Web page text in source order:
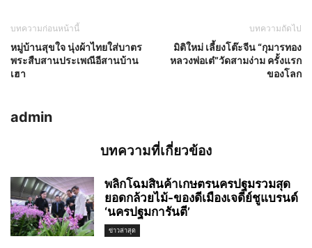
บทความก่อนหน้านี้
หมู่บ้านสุขใจ นุ่งผ้าไทยใส่บาตร
พระสืบสานประเพณีอีสานบ้าน
เฮา
บทความถัดไป
มิติใหม่ เลี้ยงโต๊ะจีน “กุมารทอง
หลวงพ่อเต๋”วัดสามง่าม ครั้งแรก
ของโลก
admin
บทความที่เกี่ยวข้อง
พลิกโฉมสินค้าเกษตรนครปฐมรวมสุด
ยอดกล้วยไม้-ของดีเมืองเจดีย์ชูแบรนด์
‘นครปฐมการันตี’
ข่าวล่าสุด